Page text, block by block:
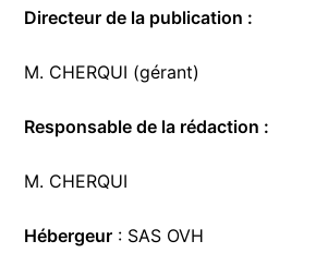
Directeur de la publication :
M. CHERQUI (gérant)
Responsable de la rédaction :
M. CHERQUI
Hébergeur : SAS OVH